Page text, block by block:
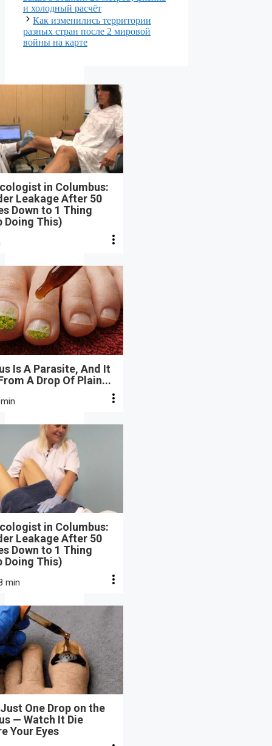
и холодный расчёт
Как изменились территории
разных стран после 2 мировой
войны на карте
in Columbus:
Leakage After 50
Down to 1 Thing
Doing This)
Is A Parasite, And It
A Drop Of Plain...
in Columbus:
Leakage After 50
Down to 1 Thing
Doing This)
min
One Drop on the
— Watch It Die
Your Eyes